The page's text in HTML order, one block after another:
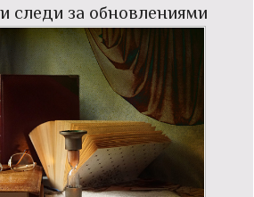
следи за обновлениями